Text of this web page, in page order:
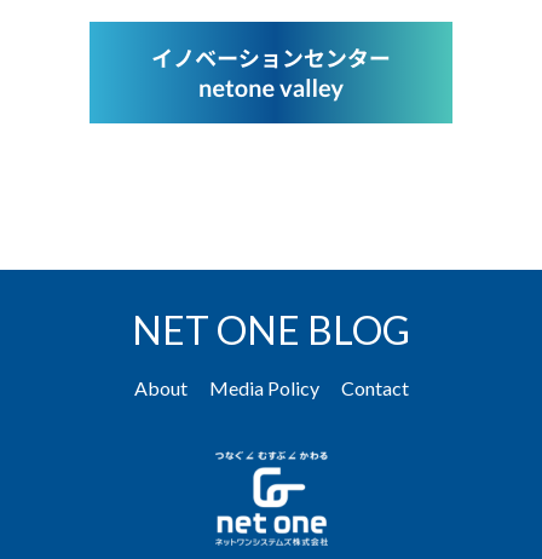
NET ONE BLOG
About Media Policy Contact